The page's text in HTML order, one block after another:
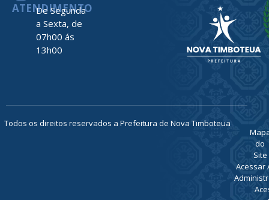
ATENDIMENTO
De Segunda
a Sexta, de
07h00 ás
13h00
Todos os direitos reservados a Prefeitura de Nova Timboteua
do
Site
Acessar